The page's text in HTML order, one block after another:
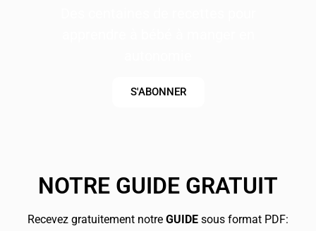
S'ABONNER
NOTRE GUIDE GRATUIT
Recevez gratuitement notre GUIDE sous format PDF: